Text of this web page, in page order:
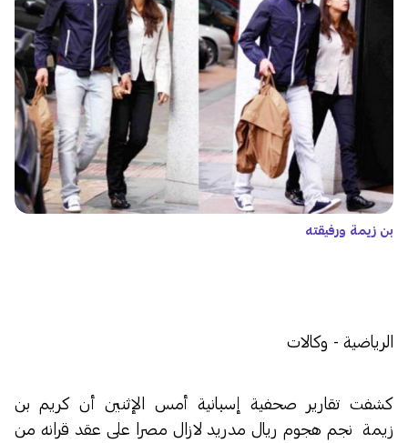
بن زيمة ورفيقته
الرياضية - وكالات
كشفت تقارير صحفية إسبانية أمس الإثنين أن كريم بن
زيمة نجم هجوم ريال مدريد لازال مصرا على عقد قرانه من